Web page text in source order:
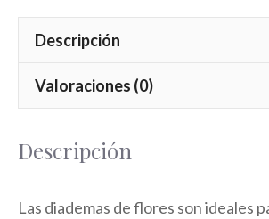
celeste
Descripción
Valoraciones (0)
Descripción
Las diademas de flores son ideales